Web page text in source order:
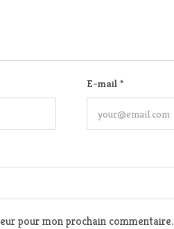
E-mail*
pour mon prochain commentaire.